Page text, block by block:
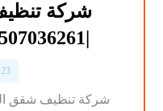
شركة
23 يونيو، 2024